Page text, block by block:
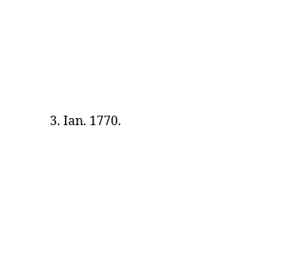
3. Ian. 1770.